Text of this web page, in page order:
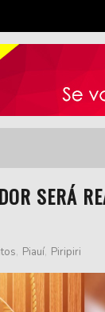
SERÁ
, Piauí, Piripiri